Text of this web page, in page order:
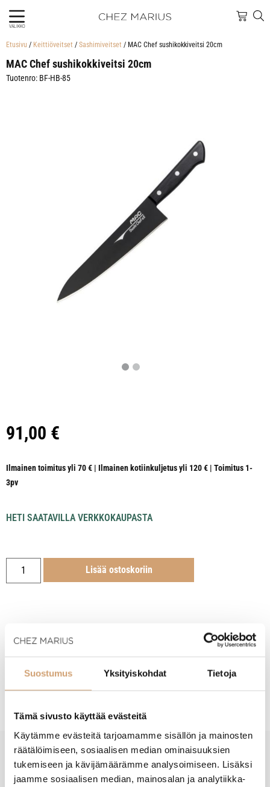
Suostumus Yksityiskohdat Tietoja
Tämä sivusto käyttää evästeitä
Käytämme evästeitä tarjoamamme sisällön ja mainosten
räätälöimiseen, sosiaalisen median ominaisuuksien
tukemiseen ja kävijämäärämme analysoimiseen. Lisäksi
jaamme sosiaalisen median, mainosalan ja analytiikka-
VALIKKO
Etusivu / Keittiöveitset / Sashimiveitset / MAC Chef sushikokkiveitsi 20cm
MAC Chef sushikokkiveitsi 20cm
Tuotenro: BF-HB-85
91,00 €
Ilmainen toimitus yli 70 € | Ilmainen kotiinkuljetus yli 120 € | Toimitus 1-
3pv
HETI SAATAVILLA VERKKOKAUPASTA
Lisää ostoskoriin
Tuotekuvaus
- Tuotteesta ei ole vielä arvosteluja -
New content loaded